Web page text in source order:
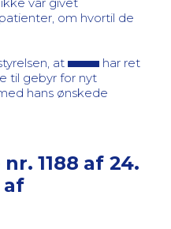
om hvortil de
at
har ret
til gebyr for nyt
hans ønskede
1188 af 24.
af